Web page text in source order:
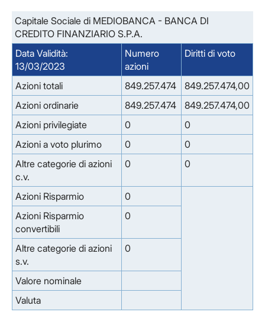
Capitale Sociale di MEDIOBANCA - BANCA DI
CREDITO FINANZIARIO S.P.A.
Data Validità:
13/03/2023
Numero
azioni
Diritti di voto
Azioni totali 849.257.474
849.257.474,00
Azioni ordinarie
849.257.474
849.257.474,00
Azioni privilegiate
0
0
Azioni a voto plurimo
0
0
Altre categorie di azioni
c.v.
0 0
Azioni Risparmio
0
Azioni Risparmio
convertibili
0
Altre categorie di azioni
s.v.
0
Valore nominale
Valuta